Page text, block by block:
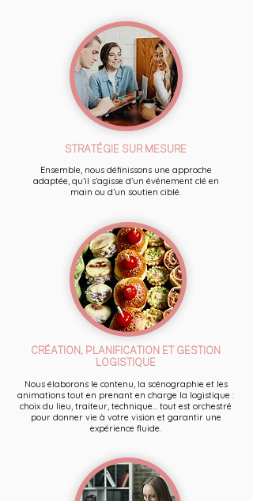
STRATÉGIE SUR MESURE
Ensemble, nous définissons une approche
adaptée, qu’il s’agisse d’un événement clé en
main ou d’un soutien ciblé.
CRÉATION, PLANIFICATION ET GESTION
LOGISTIQUE
Nous élaborons le contenu, la scénographie et les
animations tout en prenant en charge la logistique :
choix du lieu, traiteur, technique... tout est orchestré
pour donner vie à votre vision et garantir une
expérience fluide.